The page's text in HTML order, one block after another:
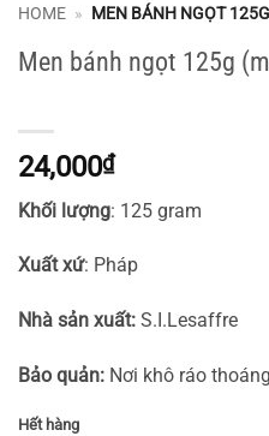
HOME » MEN BÁNH NGỌT
Men bánh ngọt 125g
24,000₫
Khối lượng: 125 gram
Xuất xứ: Pháp
Nhà sản xuất: S.I.Lesaffre
Bảo quản: Nơi khô ráo
Hết hàng